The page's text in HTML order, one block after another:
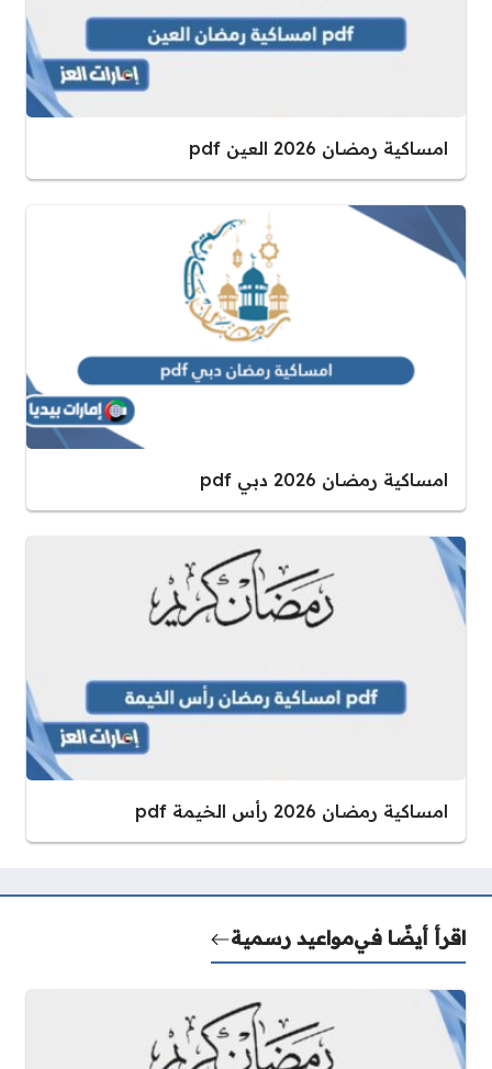
امساكية رمضان 2026 العين pdf
امساكية رمضان 2026 دبي pdf
امساكية رمضان 2026 رأس الخيمة pdf
اقرأ أيضًا فيمواعيد رسمية